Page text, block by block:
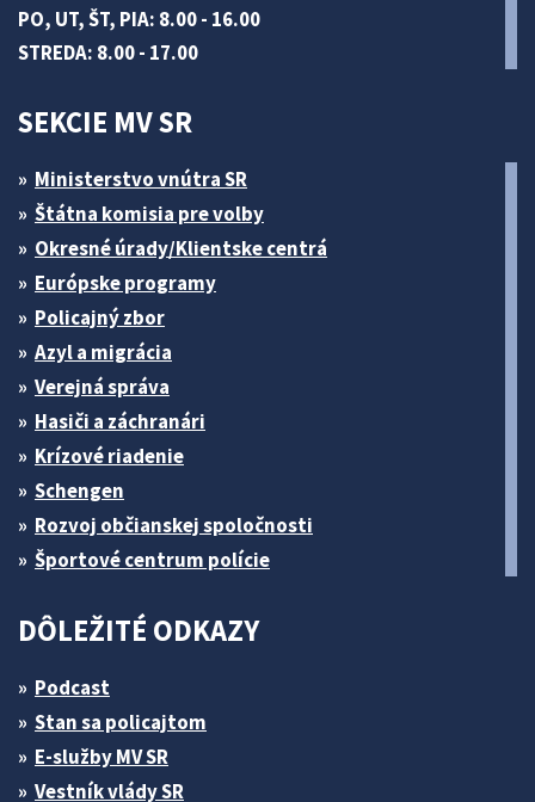
PO, UT, ŠT, PIA: 8.00 - 16.00
STREDA: 8.00 - 17.00
SEKCIE MV SR
Ministerstvo vnútra SR
Štátna komisia pre volby
Okresné úrady/Klientske centrá
Európske programy
Policajný zbor
Azyl a migrácia
Verejná správa
Hasiči a záchranári
Krízové riadenie
Schengen
Rozvoj občianskej spoločnosti
Športové centrum polície
DÔLEŽITÉ ODKAZY
Podcast
Stan sa policajtom
E-služby MV SR
Vestník vlády SR